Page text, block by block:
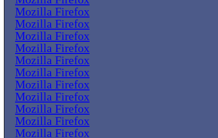
Mozilla Firefox
Mozilla Firefox
Mozilla Firefox
Mozilla Firefox
Mozilla Firefox
Mozilla Firefox
Mozilla Firefox
Mozilla Firefox
Mozilla Firefox
Mozilla Firefox
Mozilla Firefox